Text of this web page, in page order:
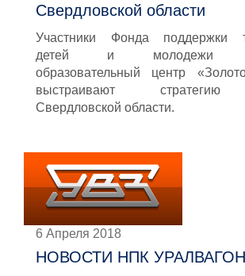
Свердловской области
Участники Фонда поддержки
детей и молодежи
образовательный центр
выстраивают стратегию
Свердловской области.
6 Апреля 2018
НОВОСТИ НПК